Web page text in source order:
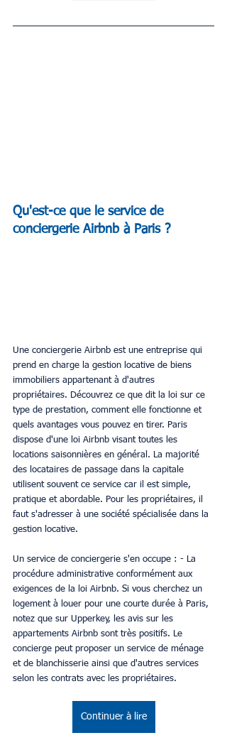
Qu'est-ce que le service de
conciergerie Airbnb à Paris ?
Une conciergerie Airbnb est une entreprise qui
prend en charge la gestion locative de biens
immobiliers appartenant à d'autres
propriétaires. Découvrez ce que dit la loi sur ce
type de prestation, comment elle fonctionne et
quels avantages vous pouvez en tirer. Paris
dispose d'une loi Airbnb visant toutes les
locations saisonnières en général. La majorité
des locataires de passage dans la capitale
utilisent souvent ce service car il est simple,
pratique et abordable. Pour les propriétaires, il
faut s'adresser à une société spécialisée dans la
gestion locative.
Un service de conciergerie s'en occupe : - La
procédure administrative conformément aux
exigences de la loi Airbnb. Si vous cherchez un
logement à louer pour une courte durée à Paris,
notez que sur Upperkey, les avis sur les
appartements Airbnb sont très positifs. Le
concierge peut proposer un service de ménage
et de blanchisserie ainsi que d'autres services
selon les contrats avec les propriétaires.
Continuer à lire